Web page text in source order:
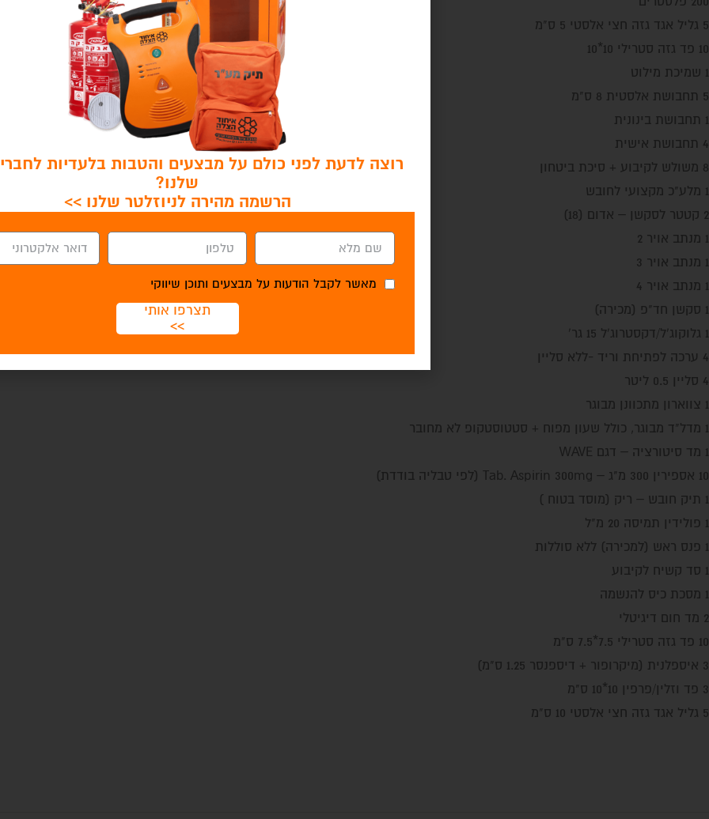
5 גליל אגד גזה חצי אלסטי 5 ס"מ
10 פד גזה סטרילי 10*10
1 שמיכת מילוט
5 תחבושת אלסטית 8 ס"מ
1 תחבושת בינונית
4 תחבושת אישית
8 משולש לקיבוע + סיכת ביטחון
1 מלע"כ מקצועי לחובש
2 קטטר לסקשן – אדום (18)
1 מנתב אויר 2
1 מנתב אויר 3
1 מנתב אויר 4
1 סקשן חד"פ (מכירה)
1 גלוקוג'ל/דקסטרוג'ל 15 גר'
4 ערכה לפתיחת וריד -ללא סליין
4 סליין 0.5 ליטר
1 צווארון מתכוונן מבוגר
1 מדל"ד מבוגר, כולל שעון מפוח + סטטוסטקופ לא מחובר
1 מד סיטורציה – דגם WAVE
10 אספירין 300 מ"ג – Tab. Aspirin 300mg (לפי טבליה בודדת)
1 תיק חובש – ריק (מוסד בטוח )
1 פולידין תמיסה 20 מ"ל
1 פנס ראש (למכירה) ללא סוללות
1 סד קשיח לקיבוע
1 מסכת כיס להנשמה
2 מד חום דיגיטלי
10 פד גזה סטרילי 7.5*7.5 ס"מ
3 איספלנית (מיקרופור + דיספנסר 1.25 ס"מ)
3 פד וזלין/פרפין 10*10 ס"מ
5 גליל אגד גזה חצי אלסטי 10 ס"מ
רוצה לדעת לפני כולם על מבצעים והטבות בלעדיות לחברי
שלנו?
הרשמה מהירה לניוזלטר שלנו >>
מאשר לקבל הודעות על מבצעים ותוכן שיווקי
תצרפו אותי
>>